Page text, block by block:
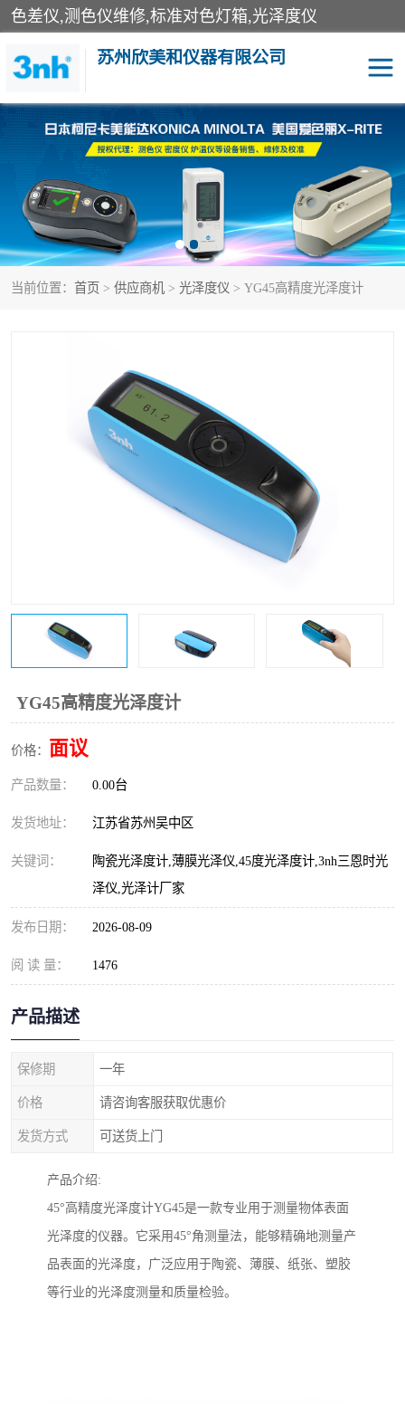
色差仪,测色仪维修,标准对色灯箱,光泽度仪
苏州欣美和仪器有限公司
当前位置： 首页 > 供应商机 > 光泽度仪 > YG45高精度光泽度计
YG45高精度光泽度计
价格： 面议
产品数量： 0.00台
发货地址： 江苏省苏州吴中区
关键词：
陶瓷光泽度计,薄膜光泽仪,45度光泽度计,3nh三恩时光
泽仪,光泽计厂家
发布日期： 2026-08-09
阅 读 量： 1476
产品描述
保修期 一年
价格 请咨询客服获取优惠价
发货方式 可送货上门
产品介绍:
45°高精度光泽度计YG45是一款专业用于测量物体表面
光泽度的仪器。它采用45°角测量法，能够精确地测量产
品表面的光泽度，广泛应用于陶瓷、薄膜、纸张、塑胶
等行业的光泽度测量和质量检验。
3nh色差仪 色差宝
分光色差仪 DOHO色差仪
美能达色差计 爱色丽测色仪
3nh分光测色仪 非接触式在线测色仪
雾度透过率仪
印刷密度仪 图像测试卡
色差仪维修 美能达色差仪维修
校色仪维修
区域测色仪
配色软件
印刷看样台
条码扫描仪维修